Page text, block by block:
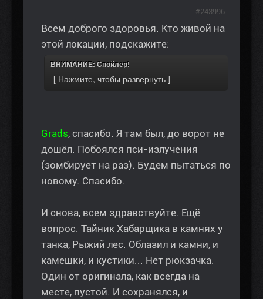
Всем доброго здоровья. Кто живой на
этой локации, подскажите:
ВНИМАНИЕ: Спойлер!
Grads, спасибо. Я там был, до ворот не
дошёл. Побоялся пси-излучения
(зомбирует на раз). Будем пытаться по
новому. Спасибо.
И снова, всем здравствуйте. Ещё
вопрос. Тайник Хабарщика в камнях у
танка, Рыжий лес. Облазил и камни, и
камешки, и кустики... Нет рюкзачка.
Один от оригинала, как всегда на
месте, пустой. И сохранялся, и
#243996